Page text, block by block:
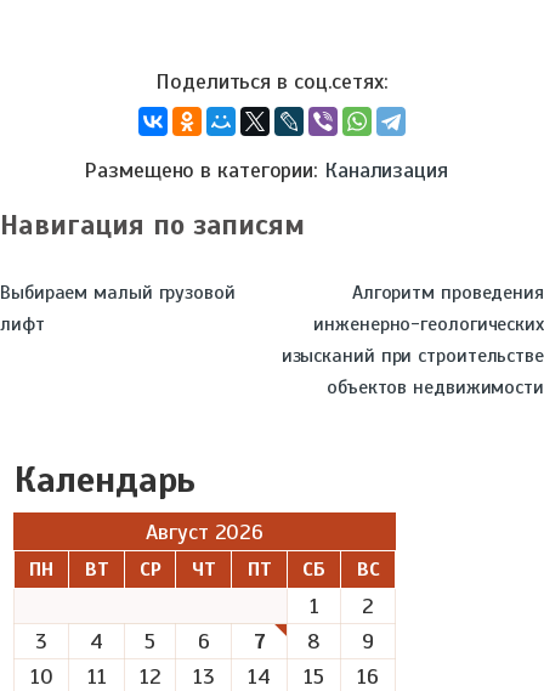
Размещено в категории: Канализация
Навигация по записям
Выбираем малый грузовой
лифт
Алгоритм проведения
инженерно-геологических
изысканий при строительстве
объектов недвижимости
Календарь
Август 2026
ПН ВТ СР ЧТ ПТ СБ ВС
1
2
3
4 5 6 7 8
9
10
11 12 13 14 15
16